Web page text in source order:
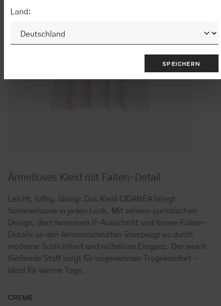
Ärmelloses Kleid mit Falten-Detail
Leicht, luftig, lässig: Das Kleid CIDANEA bringt
Sommerlaune in jeden Look. Mit seinem puristischen
Design, dem femininen V-Ausschnitt und feinen Falten-
Details an den Armausschnitten überzeugt es durch
moderne Schlichtheit und mühelose Eleganz. Der weich
fließende Stoff sorgt für angenehmen Tragekomfort –
ideal für warme Tage.
CREME
Land:
SPEICHERN